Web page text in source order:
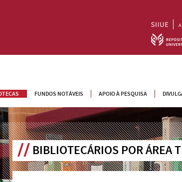
FUNDOS NOTÁVEIS APOIO À PESQUISA
BIBLIOTECÁRIOS POR ÁREA